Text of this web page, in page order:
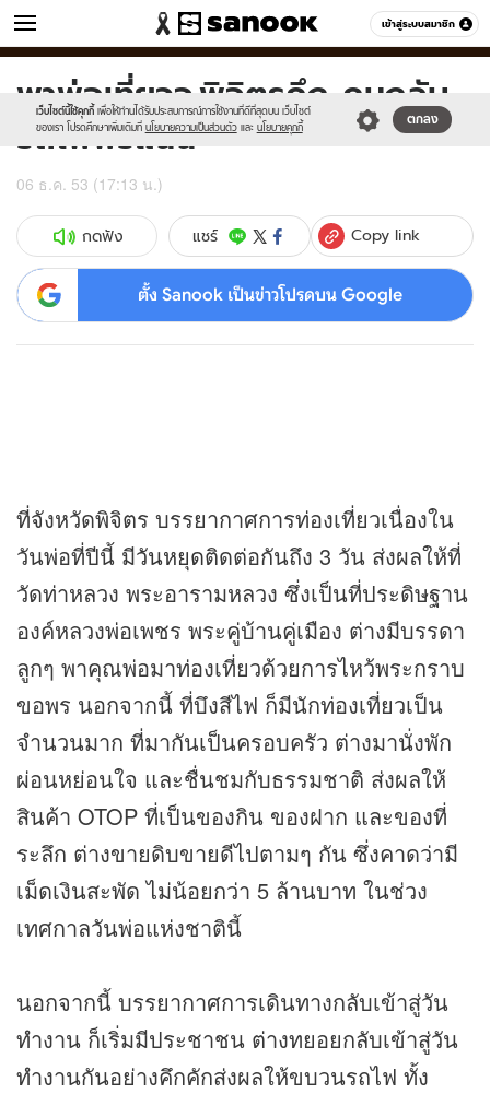
เข้าสู่ระบบสมาชิก
ข่าว หมวดอื่นๆ
เว็บไซต์นี้ใช้คุกกี้ เพื่อให้ท่านได้รับประสบการณ์การใช้งานที่ดีที่สุดบน เว็บไซต์
ของเรา โปรดศึกษาเพิ่มเติมที่ นโยบายความเป็นส่วนตัว และ นโยบายคุกกี้
ตกลง
Sanook
//s.isanook.com/sr/0/images/logo-
new-
sanook.png
600
60
พาพ่อเที่ยวจ.พิจิตรคึก-คนกลับ
รถไฟฟรีแน่น
06 ธ.ค. 53 (17:13 น.)
กดฟัง แชร์ Copy link
ตั้ง Sanook เป็นข่าวโปรดบน Google
ที่จังหวัดพิจิตร บรรยากาศการท่องเที่ยวเนื่องใน
วันพ่อที่ปีนี้ มีวันหยุดติดต่อกันถึง 3 วัน ส่งผลให้ที่
วัดท่าหลวง พระอารามหลวง ซึ่งเป็นที่ประดิษฐาน
องค์หลวงพ่อเพชร พระคู่บ้านคู่เมือง ต่างมีบรรดา
ลูกๆ พาคุณพ่อมาท่องเที่ยวด้วยการไหว้พระกราบ
ขอพร นอกจากนี้ ที่บึงสีไฟ ก็มีนักท่องเที่ยวเป็น
จำนวนมาก ที่มากันเป็นครอบครัว ต่างมานั่งพัก
ผ่อนหย่อนใจ และชื่นชมกับธรรมชาติ ส่งผลให้
สินค้า OTOP ที่เป็นของกิน ของฝาก และของที่
ระลึก ต่างขายดิบขายดีไปตามๆ กัน ซึ่งคาดว่ามี
เม็ดเงินสะพัด ไม่น้อยกว่า 5 ล้านบาท ในช่วง
เทศกาลวันพ่อแห่งชาตินี้
นอกจากนี้ บรรยากาศการเดินทางกลับเข้าสู่วัน
ทำงาน ก็เริ่มมีประชาชน ต่างทยอยกลับเข้าสู่วัน
ทำงานกันอย่างคึกคักส่งผลให้ขบวนรถไฟ ทั้ง